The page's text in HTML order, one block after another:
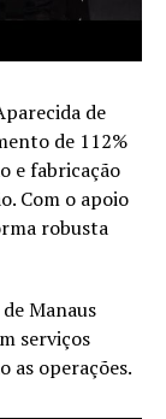
de
de 112%
e fabricação
Com o apoio
robusta
Manaus
serviços
as operações.